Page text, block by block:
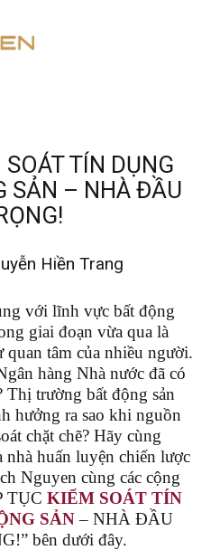
TÍN DỤNG
SẢN – NHÀ ĐẦU
Hiền Trang
với lĩnh vực bất động
giai đoạn vừa qua là
tâm của nhiều người.
hàng Nhà nước đã có
Thị trường bất động sản
hưởng ra sao khi nguồn
chặt chẽ? Hãy cùng
nhà huấn luyện chiến lược
Nguyen cùng các cộng
TỤC KIỂM SOÁT TÍN
SẢN– NHÀ ĐẦU
bên dưới đây.